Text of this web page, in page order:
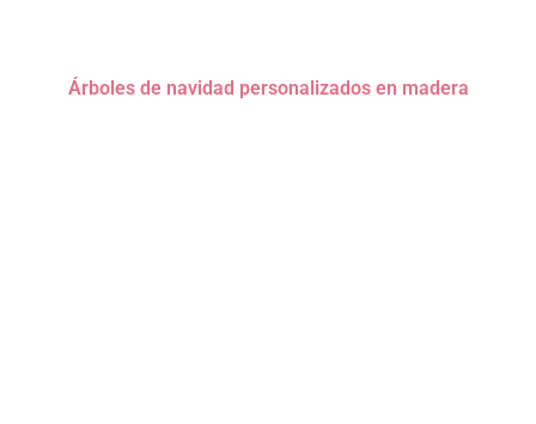
Árboles de navidad personalizados en madera